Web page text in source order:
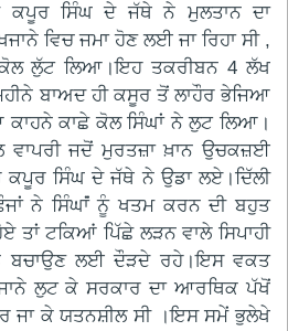
ਕਪੂਰ ਸਿੰਘ ਦੇ ਜੱਥੇ ਨੇ ਮੁਲਤਾਨ ਦਾ
ਵਿਚ ਜਮਾ ਹੋਣ ਲਈ ਜਾ ਰਿਹਾ ਸੀ ,
ਲੁੱਟ ਲਿਆ।ਇਹ ਤਕਰੀਬਨ 4 ਲੱਖ
ਬਾਅਦ ਹੀ ਕਸੂਰ ਤੋਂ ਲਾਹੌਰ ਭੇਜਿਆ
ਕਾਛੇ ਕੋਲ ਸਿੰਘਾਂ ਨੇ ਲੁਟ ਲਿਆ।
ਵਾਪਰੀ ਜਦੋਂ ਮੁਰਤਜ਼ਾ ਖ਼ਾਨ ਉਚਕਜ਼ਈ
ਸਿੰਘ ਦੇ ਜੱਥੇ ਨੇ ਉਡਾ ਲਏ।ਦਿੱਲੀ
ਨੇ ਸਿੰਘਾਂਂ ਨੂੰ ਖਤਮ ਕਰਨ ਦੀ ਬਹੁਤ
ਤਾਂ ਟਕਿਆਂ ਪਿੱਛੇ ਲੜਨ ਵਾਲੇ ਸਿਪਾਹੀ
ਬਚਾਉਣ ਲਈ ਦੌੜਦੇ ਰਹੇ।ਇਸ ਵਕਤ
ਲੁਟ ਕੇ ਸਰਕਾਰ ਦਾ ਆਰਥਿਕ ਪੱਖੋਂ
ਜਾ ਕੇ ਯਤਨਸ਼ੀਲ ਸੀ ।ਇਸ ਸਮੇਂ ਭੁਲੇਖੇ